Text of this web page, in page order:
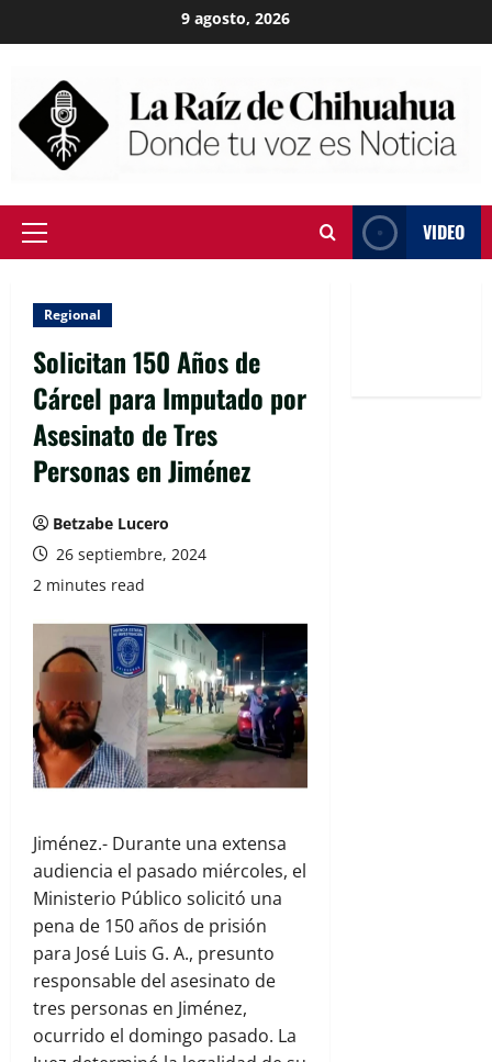
to
9 agosto, 2026
Primary
VIDEO
Regional
Solicitan 150 Años de
Cárcel para Imputado por
Asesinato de Tres
Personas en Jiménez
Betzabe Lucero
26 septiembre, 2024
2 minutes read
Jiménez.- Durante una extensa
audiencia el pasado miércoles, el
Ministerio Público solicitó una
pena de 150 años de prisión
para José Luis G. A., presunto
responsable del asesinato de
tres personas en Jiménez,
ocurrido el domingo pasado. La